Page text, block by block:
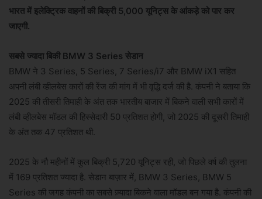
भारत में इलेक्ट्रिक वाहनों की बिक्री 5,000 यूनिट्स के आंकड़े को पार कर
जाएगी.
सबसे ज्यादा बिकी BMW 3 Series सेडान
BMW ने 3 Series, 5 Series, 7 Series/i7 और BMW iX1 सहित
अपनी लंबी व्हीलबेस कारों की रेंज की मांग में भी वृद्धि दर्ज की है. कंपनी ने बताया कि
2025 की तीसरी तिमाही के अंत तक भारतीय बाजार में बिकने वाली सभी कारों में
लंबी व्हीलबेस मॉडल की हिस्सेदारी 50 प्रतिशत होगी, जो 2025 की दूसरी तिमाही
के अंत तक 47 प्रतिशत थी.
2025 के नौ महीनों में कुल बिक्री 5,720 यूनिट्स रही, जो पिछले वर्ष की तुलना
में 169 प्रतिशत ज्यादा है. सेडान बाज़ार में, BMW 3 Series, BMW 5
Series की जगह कंपनी का सबसे ज़्यादा बिकने वाला मॉडल बन गया है. कंपनी की